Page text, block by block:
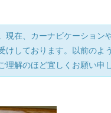
現在、カーナビケーショ
けしております。以前の
理解のほど宜しくお願い申